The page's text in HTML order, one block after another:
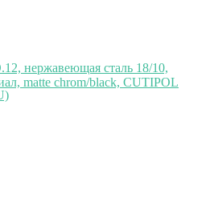
нержавеющая сталь 18/10,
matte chrom/black, CUTIPOL